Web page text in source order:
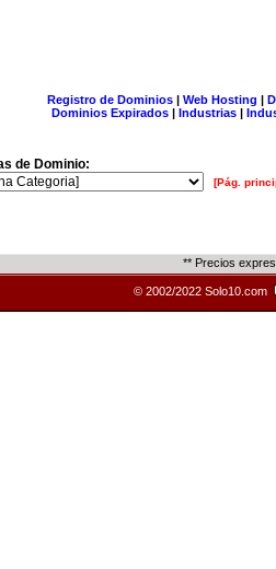
Registro de Dominios| Web Hosting |
Dominios Expirados | Industrias |
de Dominio:
[Pág.
** Precios
© 2002/2022 Solo10.com